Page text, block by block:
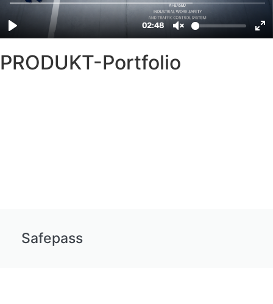
PRODUKT-Portfolio
Safepass